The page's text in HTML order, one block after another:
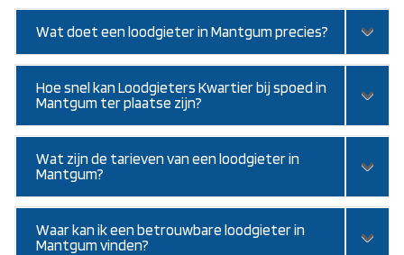
Wat doet een loodgieter in Mantgum precies?
Hoe snel kan Loodgieters Kwartier bij spoed in
Mantgum ter plaatse zijn?
Wat zijn de tarieven van een loodgieter in
Mantgum?
Waar kan ik een betrouwbare loodgieter in
Mantgum vinden?